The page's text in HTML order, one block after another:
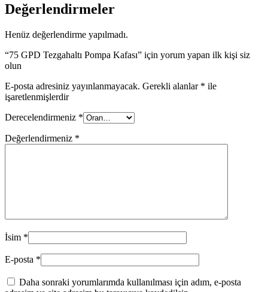
Değerlendirmeler
Henüz değerlendirme yapılmadı.
“75 GPD Tezgahaltı Pompa Kafası” için yorum yapan ilk kişi siz
olun
E-posta adresiniz yayınlanmayacak. Gerekli alanlar * ile
işaretlenmişlerdir
Derecelendirmeniz *
Değerlendirmeniz *
İsim *
E-posta *
Daha sonraki yorumlarımda kullanılması için adım, e-posta